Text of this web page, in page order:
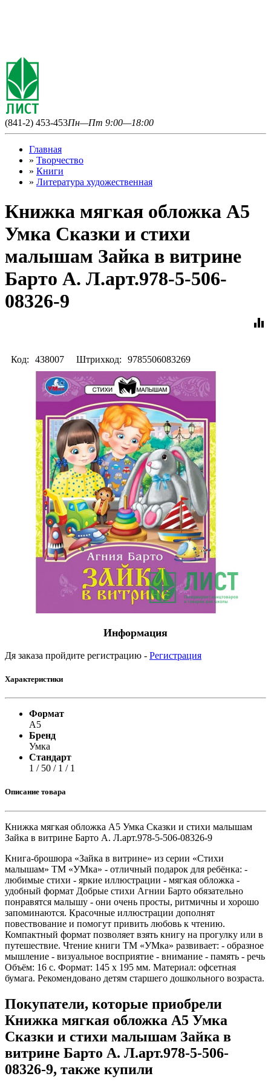
(841-2) 453-453Пн—Пт 9:00—18:00
Главная
» Творчество
» Книги
» Литература художественная
Книжка мягкая обложка А5
Умка Сказки и стихи
малышам Зайка в витрине
Барто А. Л.арт.978-5-506-
08326-9
equalizer
Код: 438007 Штрихкод: 9785506083269
Информация
Дя заказа пройдите регистрацию - Регистрация
Характеристики
Формат
А5
Бренд
Умка
Стандарт
1 / 50 / 1 / 1
Описание товара
Книжка мягкая обложка А5 Умка Сказки и стихи малышам
Зайка в витрине Барто А. Л.арт.978-5-506-08326-9
Книга-брошюра «Зайка в витрине» из серии «Стихи
малышам» ТМ «УМка» - отличный подарок для ребёнка: -
любимые стихи - яркие иллюстрации - мягкая обложка -
удобный формат Добрые стихи Агнии Барто обязательно
понравятся малышу - они очень просты, ритмичны и хорошо
запоминаются. Красочные иллюстрации дополнят
повествование и помогут привить любовь к чтению.
Компактный формат позволяет взять книгу на прогулку или в
путешествие. Чтение книги ТМ «УМка» развивает: - образное
мышление - визуальное восприятие - внимание - память - речь
Объём: 16 с. Формат: 145 х 195 мм. Материал: офсетная
бумага. Рекомендовано детям старшего дошкольного возраста.
Покупатели, которые приобрели
Книжка мягкая обложка А5 Умка
Сказки и стихи малышам Зайка в
витрине Барто А. Л.арт.978-5-506-
08326-9, также купили